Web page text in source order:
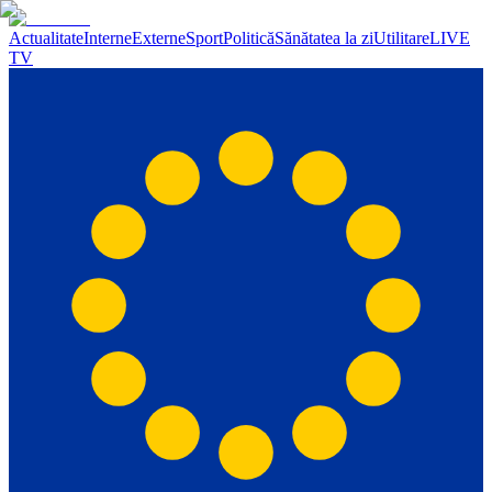
ActualitateInterneExterneSportPoliticăSănătatea la ziUtilitareLIVE
TV